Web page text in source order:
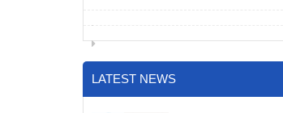
LATEST NEWS